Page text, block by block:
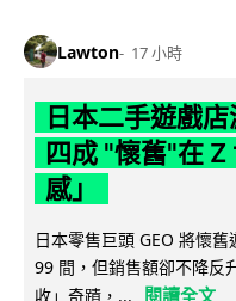
Lawton 17 小時
日本二手遊戲
四成 "懷舊"在
感」
日本零售巨頭 GEO 將懷
99 間，但銷售額卻不降反
收」奇蹟，...
閱讀全文